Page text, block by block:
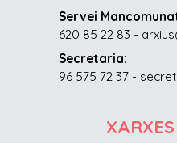
Servei
620 85 22 83 -
Secretaria:
96 575 72 37 -